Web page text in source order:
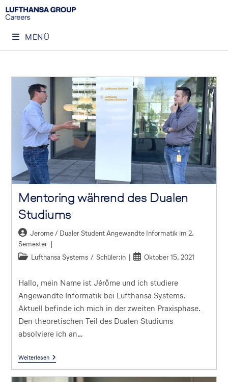
MENÜ
Mentoring während des Dualen
Studiums
Jerome / Dualer Student Angewandte Informatik im 2.
Semester
Lufthansa Systems / Schüler:in Oktober 15, 2021
Hallo, mein Name ist Jérôme und ich studiere
Angewandte Informatik bei Lufthansa Systems.
Aktuell befinde ich mich in der zweiten Praxisphase.
Den theoretischen Teil des Dualen Studiums
absolviere ich an…
Weiterlesen